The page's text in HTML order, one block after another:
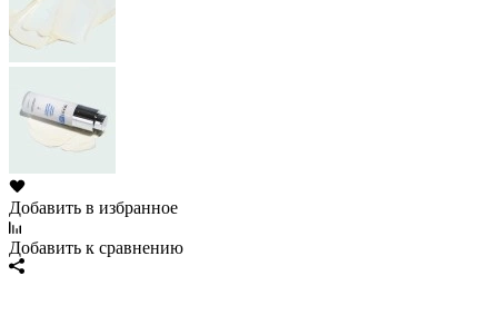
Добавить в избранное
Добавить к сравнению